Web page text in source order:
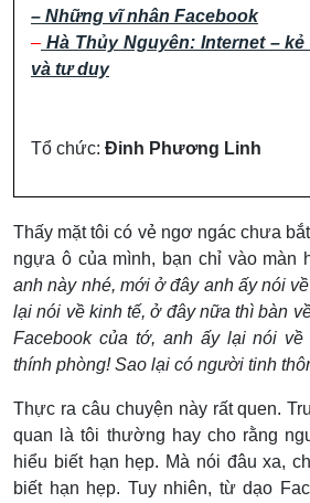
– Những vĩ nhân Facebook
– Hà Thủy Nguyên: Internet –
và tư duy
Tổ chức: Đinh Phương Linh
Thấy mặt tôi có vẻ ngơ ngác chưa
ngựa ô của mình, bạn chỉ vào màn
anh này nhé, mới ở đây anh ấy nói
lại nói về kinh tế, ở đây nữa thì bàn
Facebook của tớ, anh ấy lại nói
thính phòng! Sao lại có người tinh
Thực ra câu chuyện này rất quen.
quan là tôi thường hay cho rằng
hiểu biết hạn hẹp. Mà nói đâu xa,
biết hạn hẹp. Tuy nhiên, từ dạo